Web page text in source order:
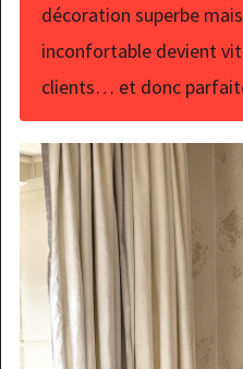
décoration superbe
inconfortable devient
clients… et donc